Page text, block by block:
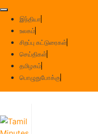
content
இந்தியா
உலகம்
சிறப்பு கட்டுரைகள்
செய்திகள்
தமிழகம்
பொழுதுபோக்கு